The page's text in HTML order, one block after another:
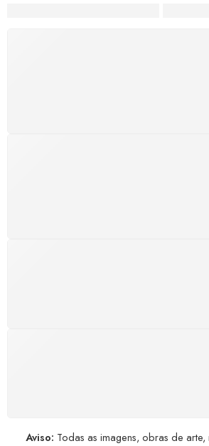
Aviso: Todas as imagens, obras de